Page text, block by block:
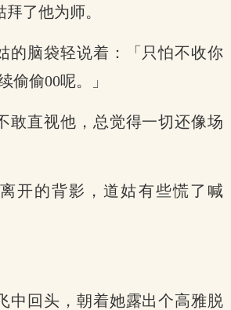
了他为师。
的脑袋轻说着：「只怕不收你
偷偷00呢。」
敢直视他，总觉得一切还像场
开的背影，道姑有些慌了喊
中回头，朝着她露出个高雅脱